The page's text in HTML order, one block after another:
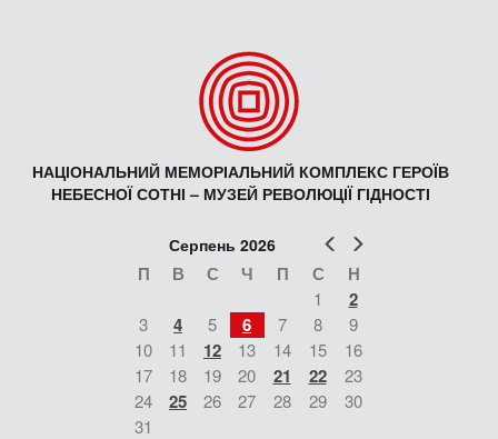
НАЦІОНАЛЬНИЙ МЕМОРІАЛЬНИЙ КОМПЛЕКС ГЕРОЇВ
НЕБЕСНОЇ СОТНІ – МУЗЕЙ РЕВОЛЮЦІЇ ГІДНОСТІ
Попер
Серпень 2026
П В С Ч П С Н
1 2
3 4 5 6 7 8
9
10
11 12 13 14 15
16
17
18 19 20 21 22
23
24
25 26 27 28 29
30
31